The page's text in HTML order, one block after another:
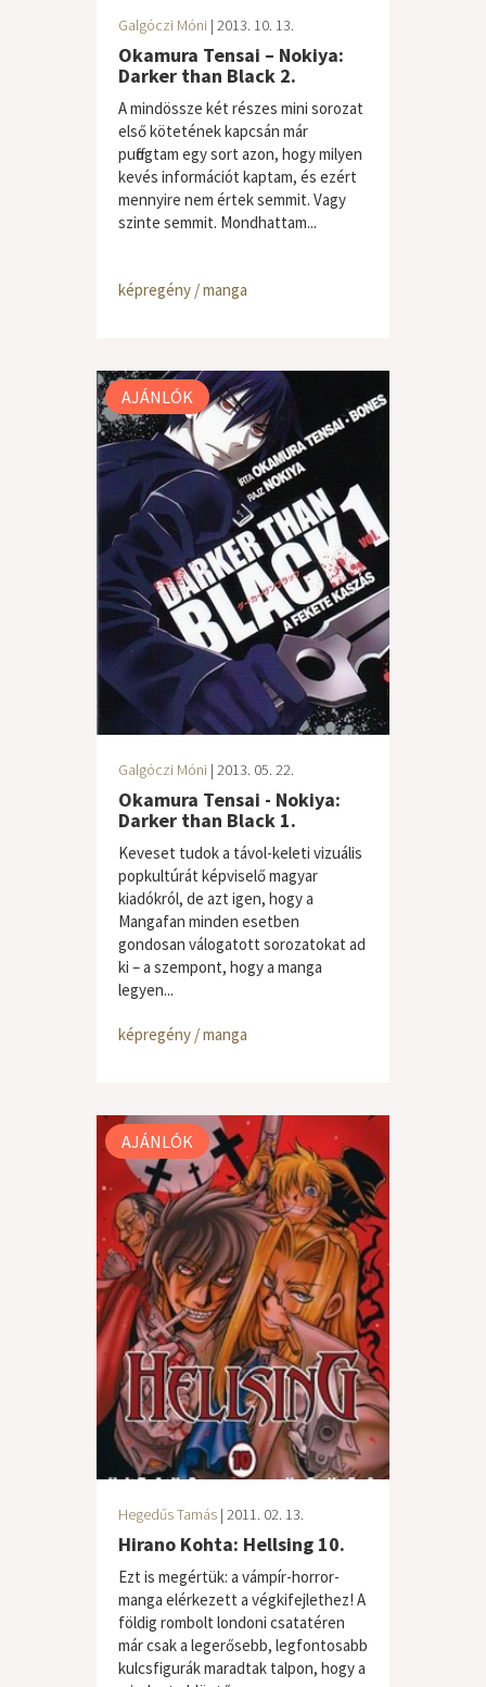
Galgóczi Móni | 2013. 10. 13.
Okamura Tensai – Nokiya:
Darker than Black 2.
A mindössze két részes mini sorozat
első kötetének kapcsán már
puffogtam egy sort azon, hogy milyen
kevés információt kaptam, és ezért
mennyire nem értek semmit. Vagy
szinte semmit. Mondhattam...
képregény / manga
AJÁNLÓK
Galgóczi Móni | 2013. 05. 22.
Okamura Tensai - Nokiya:
Darker than Black 1.
Keveset tudok a távol-keleti vizuális
popkultúrát képviselő magyar
kiadókról, de azt igen, hogy a
Mangafan minden esetben
gondosan válogatott sorozatokat ad
ki – a szempont, hogy a manga
legyen...
képregény / manga
AJÁNLÓK
Hegedűs Tamás | 2011. 02. 13.
Hirano Kohta: Hellsing 10.
Ezt is megértük: a vámpír-horror-
manga elérkezett a végkifejlethez! A
földig rombolt londoni csatatéren
már csak a legerősebb, legfontosabb
kulcsfigurák maradtak talpon, hogy a